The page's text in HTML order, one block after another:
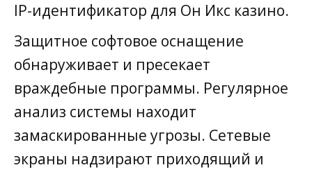
IP-идентификатор для Он Икс казино.
Защитное софтовое оснащение
обнаруживает и пресекает
враждебные программы. Регулярное
анализ системы находит
замаскированные угрозы. Сетевые
экраны надзирают приходящий и